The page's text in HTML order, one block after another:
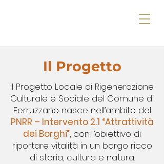
Il Progetto
Il Progetto Locale di Rigenerazione
Culturale e Sociale del Comune di
Ferruzzano nasce nell’ambito del
PNRR – Intervento 2.1 “Attrattività
dei Borghi”, con l’obiettivo di
riportare vitalità in un borgo ricco
di storia, cultura e natura.